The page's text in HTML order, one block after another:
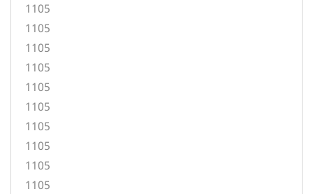
1105
1105
1105
1105
1105
1105
1105
1105
1105
1105